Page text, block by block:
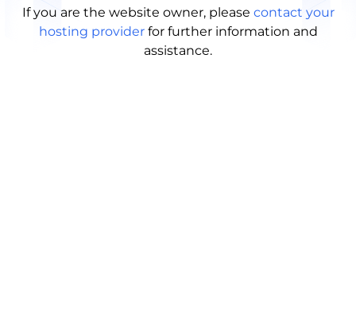
If you are the website owner, please contact your
hosting provider for further information and
assistance.